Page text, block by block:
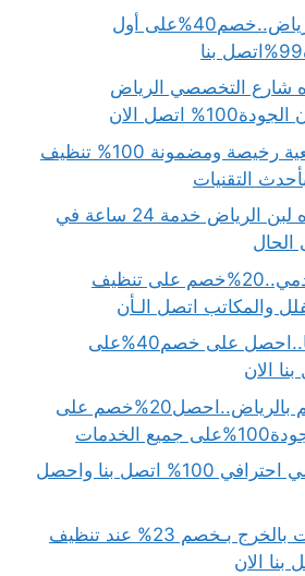
شركة رش دفان بالرياض..خصم40%على أول
شارع التخصصي الرياض
شركة تنظيف بالقويعية رخيصة ومضمونة 100% تنظيف
التقنيات
كشف تسربات المياه لبن الرياض خدمة 24 ساعة في
الحال
شركة تنظيف بالدوادمي..20%خصم على تنظيف
والمكاتب اتصل الـأن
شركة تنظيف بضرما..احصل على خصم40%على
الان
شركة تنظيف مطاعم بالرياض..احصل20%خصم على
جلي بلاط النسيم جلي احترافي 100% اتصل بنا واحصل
شركة تنظيف فرشات بالخرج بـخصم 23% عند تنظيف